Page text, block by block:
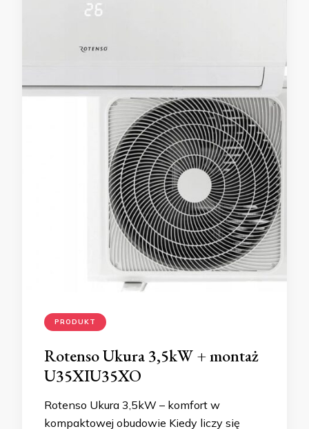
PRODUKT
Rotenso Ukura 3,5kW + montaż
U35XIU35XO
Rotenso Ukura 3,5kW – komfort w
kompaktowej obudowie Kiedy liczy się